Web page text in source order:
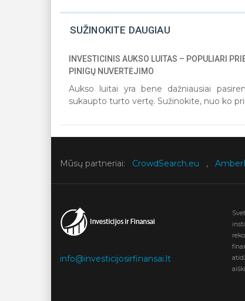
SUŽINOKITE DAUGIAU
INVESTICINIS AUKSO LUITAS – POPULIARI
PINIGŲ NUVERTĖJIMO
Aukso luitai yra bene dažniausiai
sukaupto turto vertę. Sužinokite, nuo ko
Mūsų partneriai: CrowdSearch.eu ,
info@investicijosirfinansai.lt